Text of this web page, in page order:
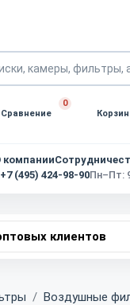
Сравнение
0
компании
+7 (495) 424-98-90Пн–Пт:
клиентов
Воздушные